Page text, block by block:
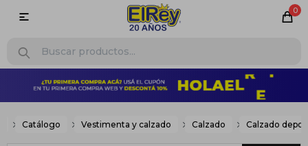
0

Catálogo Vestimenta y calzado Calzado Calzado